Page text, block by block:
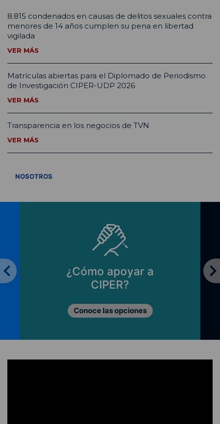
8.815 condenados en causas de delitos sexuales contra
menores de 14 años cumplen su pena en libertad
vigilada
VER MÁS
Matrículas abiertas para el Diplomado de Periodismo
de Investigación CIPER-UDP 2026
VER MÁS
Transparencia en los negocios de TVN
VER MÁS
NOSOTROS
¿Cómo apoyar a
CIPER?
Conoce las opciones